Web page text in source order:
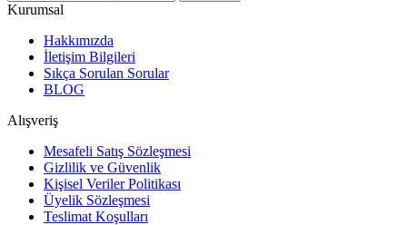
Kurumsal
Hakkımızda
İletişim Bilgileri
Sıkça Sorulan Sorular
BLOG
Alışveriş
Mesafeli Satış Sözleşmesi
Gizlilik ve Güvenlik
Kişisel Veriler Politikası
Üyelik Sözleşmesi
Teslimat Koşulları